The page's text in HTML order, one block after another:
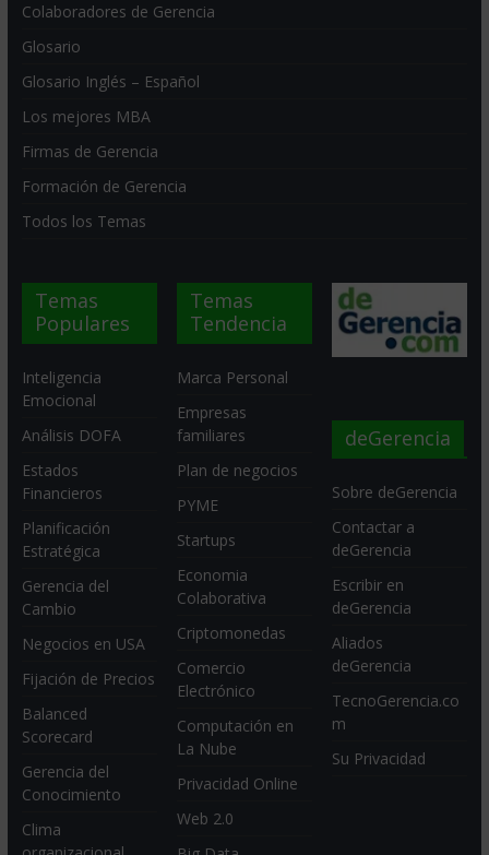
Colaboradores de Gerencia
Glosario
Glosario Inglés – Español
Los mejores MBA
Firmas de Gerencia
Formación de Gerencia
Todos los Temas
Temas
Populares
Inteligencia
Emocional
Análisis DOFA
Estados
Financieros
Planificación
Estratégica
Gerencia del
Cambio
Negocios en USA
Fijación de Precios
Balanced
Scorecard
Gerencia del
Conocimiento
Clima
Temas
Tendencia
Marca Personal
Empresas
familiares
Plan de negocios
PYME
Startups
Economia
Colaborativa
Criptomonedas
Comercio
Electrónico
Computación en
La Nube
Privacidad Online
Web 2.0
deGerencia
Sobre deGerencia
Contactar a
deGerencia
Escribir en
deGerencia
Aliados
deGerencia
TecnoGerencia.co
m
Su Privacidad